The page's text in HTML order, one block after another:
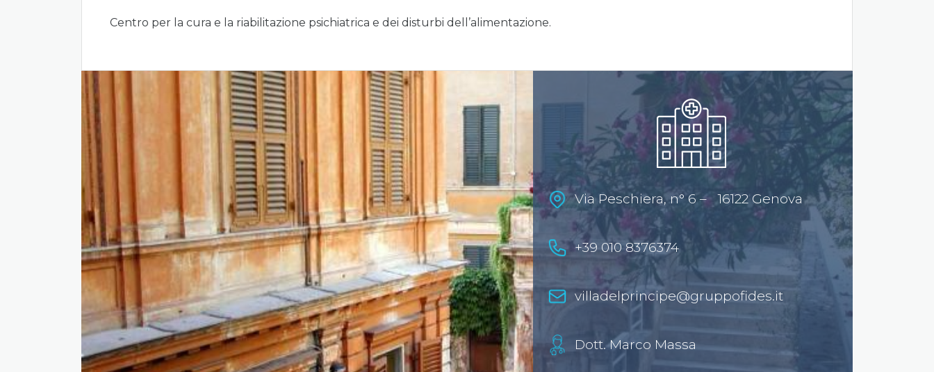
Centro per la cura e la riabilitazione psichiatrica e dei disturbi dell’alimentazione.
Via Peschiera, n° 6 – 16122 Genova
+39 010 8376374
villadelprincipe@gruppofides.it
Dott. Marco Massa